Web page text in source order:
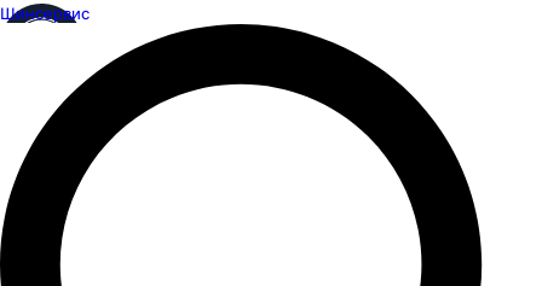
Шинсервис